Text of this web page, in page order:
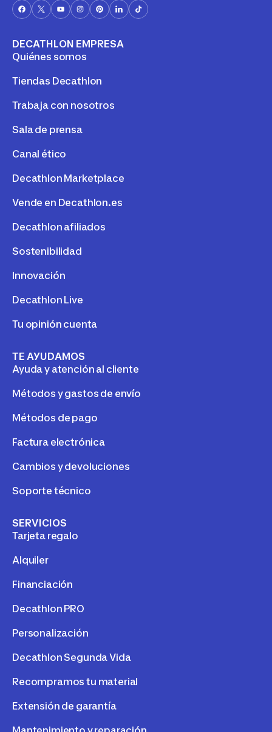
DECATHLON EMPRESA
Quiénes somos
Tiendas Decathlon
Trabaja con nosotros
Sala de prensa
Canal ético
Decathlon Marketplace
Vende en Decathlon.es
Decathlon afiliados
Sostenibilidad
Innovación
Decathlon Live
Tu opinión cuenta
TE AYUDAMOS
Ayuda y atención al cliente
Métodos y gastos de envío
Métodos de pago
Factura electrónica
Cambios y devoluciones
Soporte técnico
SERVICIOS
Tarjeta regalo
Alquiler
Financiación
Decathlon PRO
Personalización
Decathlon Segunda Vida
Recompramos tu material
Extensión de garantía